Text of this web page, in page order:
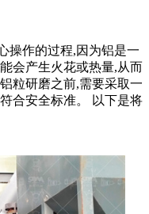
操作的过程,因为铝是一
会产生火花或热量,从而
粒研磨之前,需要采取一
合安全标准。 以下是将